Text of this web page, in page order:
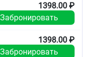
1398.00 ₽
Забронировать
1398.00 ₽
Забронировать